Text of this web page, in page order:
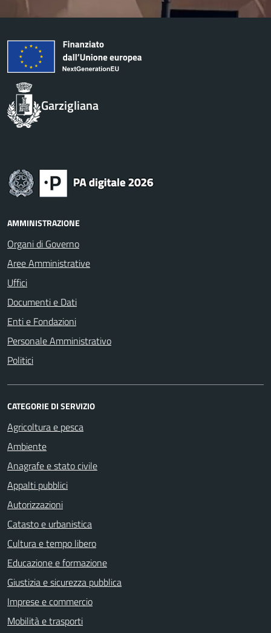
Garzigliana
AMMINISTRAZIONE
Organi di Governo
Aree Amministrative
Uffici
Documenti e Dati
Enti e Fondazioni
Personale Amministrativo
Politici
CATEGORIE DI SERVIZIO
Agricoltura e pesca
Ambiente
Anagrafe e stato civile
Appalti pubblici
Autorizzazioni
Catasto e urbanistica
Cultura e tempo libero
Educazione e formazione
Giustizia e sicurezza pubblica
Imprese e commercio
Mobilità e trasporti